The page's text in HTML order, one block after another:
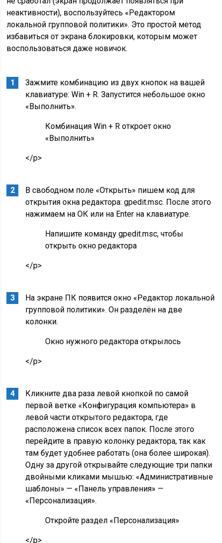
неактивности), воспользуйтесь «Редактором
локальной групповой политики». Это простой метод
избавиться от экрана блокировки, которым может
воспользоваться даже новичок.
Зажмите комбинацию из двух кнопок на вашей
клавиатуре: Win + R. Запустится небольшое окно
«Выполнить».
Комбинация Win + R откроет окно
«Выполнить»
</p>
В свободном поле «Открыть» пишем код для
открытия окна редактора: gpedit.msc. После этого
нажимаем на ОК или на Enter на клавиатуре.
Напишите команду gpedit.msc, чтобы
открыть окно редактора
</p>
На экране ПК появится окно «Редактор локальной
групповой политики». Он разделён на две
колонки.
Окно нужного редактора открылось
</p>
Кликните два раза левой кнопкой по самой
первой ветке «Конфигурация компьютера» в
левой части открытого редактора, где
расположена список всех папок. После этого
перейдите в правую колонку редактора, так как
там будет удобнее работать (она более широкая).
Одну за другой открывайте следующие три папки
двойными кликами мышью: «Административные
шаблоны» — «Панель управления» —
«Персонализация».
Откройте раздел «Персонализация»
</p>